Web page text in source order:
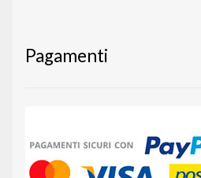
Pagamenti